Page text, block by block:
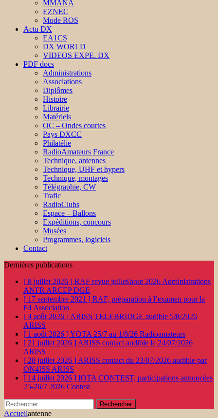
MMANA
EZNEC
Mode ROS
Actu DX
EA1CS
DX WORLD
VIDEOS EXPE. DX
PDF docs
Administrations
Associations
Diplômes
Histoire
Librairie
Matériels
OC – Ondes courtes
Pays DXCC
Philatélie
RadioAmateurs France
Technique, antennes
Technique, UHF et hypers
Technique, montages
Télégraphie, CW
Trafic
RadioClubs
Espace – Ballons
Expéditions, concours
Musées
Programmes, logiciels
Contact
Dernières publications
[ 8 juillet 2026 ] RAF revue juillet/aout 2026 Administrations
ANFR ARCEP DGE
[ 17 septembre 2021 ] RAF, préparation à l’examen pour la
F4 Association
[ 4 août 2026 ] ARISS TELEBRIDGE audible 5/8/2026
ARISS
[ 1 août 2026 ]YOTA 25/7 au 1/8/26 Radioamateurs
[ 21 juillet 2026 ] ARISS contact audible le 24/07/2026
ARISS
[ 20 juillet 2026 ] ARISS contact du 23/07/2026 audible par
ON4ISS ARISS
[ 14 juillet 2026 ] IOTA CONTEST, participations annoncées
25-26/7 2026 Contest
Rechercher :
Accueilantenne